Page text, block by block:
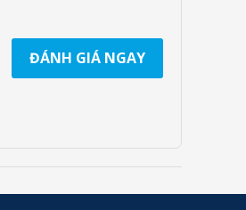
ĐÁNH GIÁ NGAY